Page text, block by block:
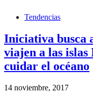
Tendencias
Iniciativa busca
viajen a las
cuidar el océano
14 noviembre, 2017